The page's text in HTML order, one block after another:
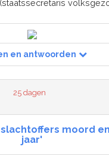
(staatssecretaris
en antwoorden
25 dagen
moord
jaar'